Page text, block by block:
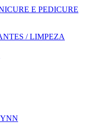
E PEDICURE
/ LIMPEZA